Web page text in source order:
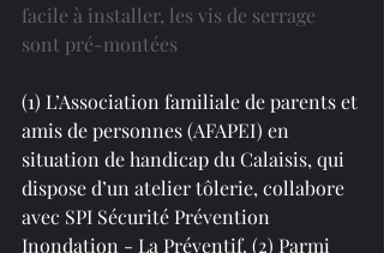
facile à installer, les vis de serrage
sont pré-montées
(1) L’Association familiale de parents et
amis de personnes (AFAPEI) en
situation de handicap du Calaisis, qui
dispose d’un atelier tôlerie, collabore
avec SPI Sécurité Prévention
Inondation - La Préventif. (2) Parmi